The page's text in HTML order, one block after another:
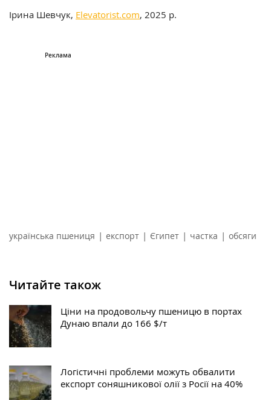
Ірина Шевчук, Elevatorist.com, 2025 р.
українська пшениця | експорт | Єгипет | частка | обсяги
Читайте також
Ціни на продовольчу пшеницю в портах
Дунаю впали до 166 $/т
Логістичні проблеми можуть обвалити
експорт соняшникової олії з Росії на 40%